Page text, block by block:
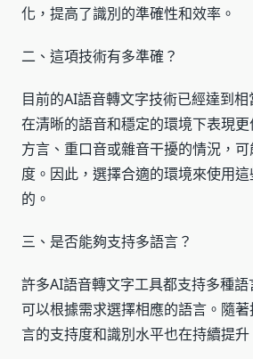
化，提高了識別的準確性和效率。
二、這項技術有多準確？
目前的AI語音轉文字技術已經達到
在清晰的語音和穩定的環境下表現
方言、重口音或雜音干擾的情況，
度。因此，選擇合適的環境來使用
的。
三、是否能夠支持多語言？
許多AI語音轉文字工具都支持多種
可以根據需求選擇相應的語言。隨
言的支持度和識別水平也在持續提升